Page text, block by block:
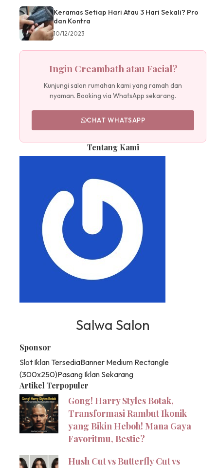
Keramas Setiap Hari Atau 3 Hari Sekali? Pro
dan Kontra
10/12/2023
Ingin Creambath atau Facial?
Kunjungi salon rumahan kami yang ramah dan
nyaman. Booking via WhatsApp sekarang.
CHAT WHATSAPP
Tentang Kami
Salwa Salon
Sponsor
Slot Iklan TersediaBanner Medium Rectangle
(300x250)Pasang Iklan Sekarang
Artikel Terpopuler
Gong! Harry Styles Botak,
Transformasi Rambut Ikonik
yang Bikin Heboh! Mana Gaya
Favoritmu, Bestie?
Hush Cut vs Butterfly Cut vs